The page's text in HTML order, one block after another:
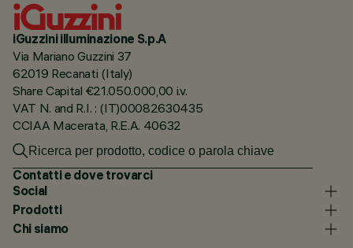
iGuzzini illuminazione S.p.A
Via Mariano Guzzini 37
62019 Recanati (Italy)
Share Capital €21.050.000,00 i.v.
VAT N. and R.I. : (IT)00082630435
CCIAA Macerata, R.E.A. 40632
Contatti e dove trovarci
Social
Prodotti
Chi siamo